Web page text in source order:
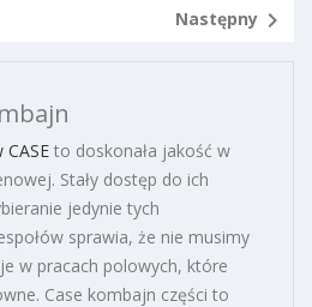
Następny 
to doskonała jakość w
Stały dostęp do ich
jedynie tych
sprawia, że nie musimy
w pracach polowych, które
Case kombajn części to